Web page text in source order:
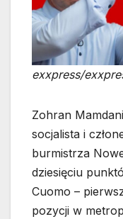
exxpress/
Zohran
socjalista i
burmistrza
dziesięciu
Cuomo –
pozycji w